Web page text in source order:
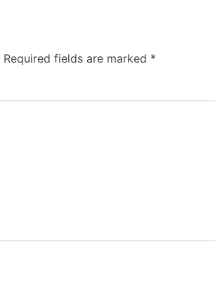
Required fields are marked *